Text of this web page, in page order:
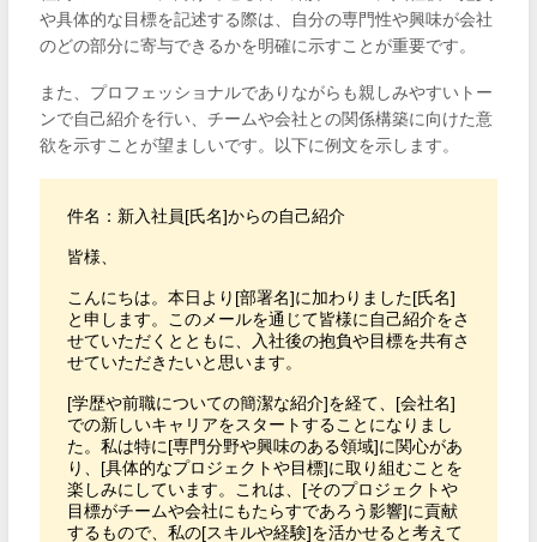
や具体的な目標を記述する際は、自分の専門性や興味が会社
のどの部分に寄与できるかを明確に示すことが重要です。
また、プロフェッショナルでありながらも親しみやすいトー
ンで自己紹介を行い、チームや会社との関係構築に向けた意
欲を示すことが望ましいです。以下に例文を示します。
件名：新入社員[氏名]からの自己紹介
皆様、
こんにちは。本日より[部署名]に加わりました[氏名]
と申します。このメールを通じて皆様に自己紹介をさ
せていただくとともに、入社後の抱負や目標を共有さ
せていただきたいと思います。
[学歴や前職についての簡潔な紹介]を経て、[会社名]
での新しいキャリアをスタートすることになりまし
た。私は特に[専門分野や興味のある領域]に関心があ
り、[具体的なプロジェクトや目標]に取り組むことを
楽しみにしています。これは、[そのプロジェクトや
目標がチームや会社にもたらすであろう影響]に貢献
するもので、私の[スキルや経験]を活かせると考えて